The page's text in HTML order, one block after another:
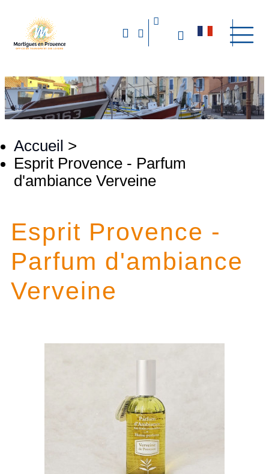
Accueil >
Esprit Provence - Parfum
d'ambiance Verveine
Esprit Provence -
Parfum d'ambiance
Verveine